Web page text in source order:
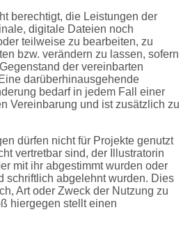
berechtigt, die Leistungen der
digitale Dateien noch
teilweise zu bearbeiten, zu
bzw. verändern zu lassen, sofern
der vereinbarten
darüberhinausgehende
bedarf in jedem Fall einer
Vereinbarung und ist zusätzlich zu
dürfen nicht für Projekte genutzt
vertretbar sind, der Illustratorin
mit ihr abgestimmt wurden oder
schriftlich abgelehnt wurden. Dies
Art oder Zweck der Nutzung zu
hiergegen stellt einen